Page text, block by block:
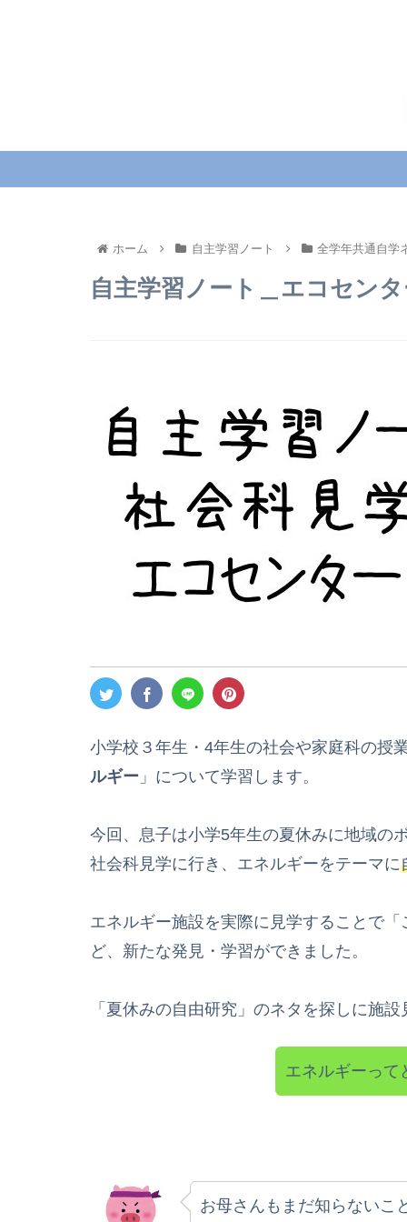
ホーム 自主学習ノート 全学年共通自学
自主学習ノート＿エコセン
小学校３年生・4年生の社会や家庭科の授
ルギー 」について学習します。
今回、息子は小学5年生の夏休みに地域の
社会科見学に行き、エネルギーをテーマに
エネルギー施設を実際に見学することで
ど、新たな発見・学習ができました。
「夏休みの自由研究」のネタを探しに施
エネルギーって
お母さんもまだ知らないこ